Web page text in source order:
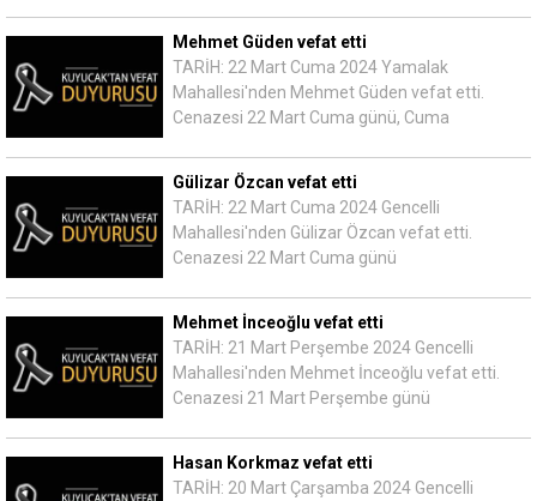
Mehmet Güden vefat etti
TARİH: 22 Mart Cuma 2024 Yamalak
Mahallesi'nden Mehmet Güden vefat etti.
Cenazesi 22 Mart Cuma günü, Cuma
Gülizar Özcan vefat etti
TARİH: 22 Mart Cuma 2024 Gencelli
Mahallesi'nden Gülizar Özcan vefat etti.
Cenazesi 22 Mart Cuma günü
Mehmet İnceoğlu vefat etti
TARİH: 21 Mart Perşembe 2024 Gencelli
Mahallesi'nden Mehmet İnceoğlu vefat etti.
Cenazesi 21 Mart Perşembe günü
Hasan Korkmaz vefat etti
TARİH: 20 Mart Çarşamba 2024 Gencelli